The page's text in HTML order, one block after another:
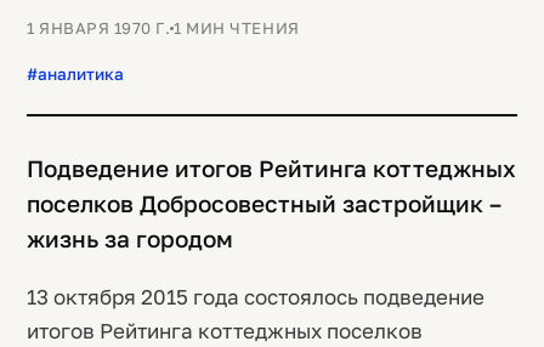
1 ЯНВАРЯ 1970 Г.1 МИН ЧТЕНИЯ
#аналитика
Подведение итогов Рейтинга коттеджных
поселков Добросовестный застройщик –
жизнь за городом
13 октября 2015 года состоялось подведение
итогов Рейтинга коттеджных поселков